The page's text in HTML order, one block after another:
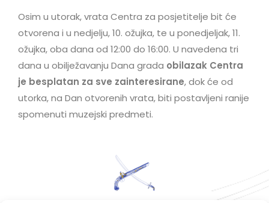
Osim u utorak, vrata Centra za posjetitelje bit će
otvorena i u nedjelju, 10. ožujka, te u ponedjeljak, 11.
ožujka, oba dana od 12:00 do 16:00. U navedena tri
dana u obilježavanju Dana grada obilazak Centra
je besplatan za sve zainteresirane, dok će od
utorka, na Dan otvorenih vrata, biti postavljeni ranije
spomenuti muzejski predmeti.